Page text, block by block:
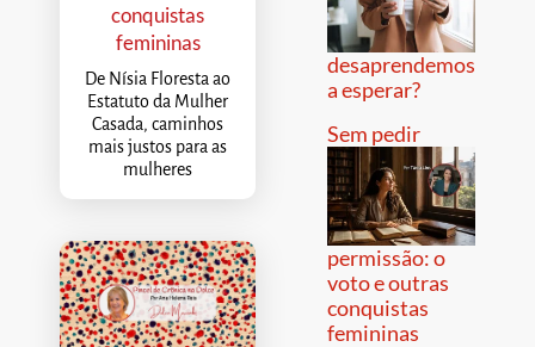
conquistas
femininas
De Nísia Floresta ao
Estatuto da Mulher
Casada, caminhos
mais justos para as
mulheres
desaprendemos
a esperar?
Sem pedir
permissão: o
voto e outras
conquistas
femininas